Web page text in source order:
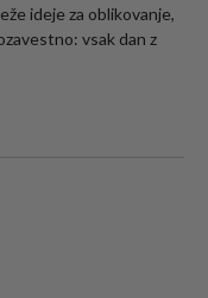
ideje za oblikovanje,
vsak dan z